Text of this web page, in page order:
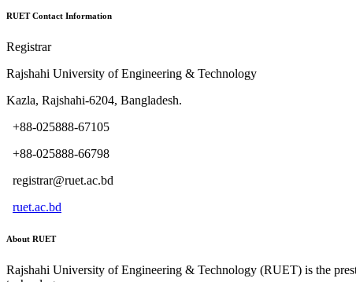
RUET Contact Information
Registrar
Rajshahi University of Engineering & Technology
Kazla, Rajshahi-6204, Bangladesh.
+88-025888-67105
+88-025888-66798
registrar@ruet.ac.bd
ruet.ac.bd
About RUET
Rajshahi University of Engineering & Technology (RUET) is the